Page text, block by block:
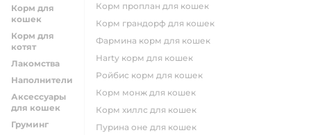
Корм для
кошек
Корм для
котят
Лакомства
Наполнители
Аксессуары
для кошек
Груминг
корм проплан для кошек
корм грандорф для кошек
фармина корм для кошек
harty корм для кошек
ройбис корм для кошек
корм монж для кошек
корм хиллс для кошек
пурина оне для кошек